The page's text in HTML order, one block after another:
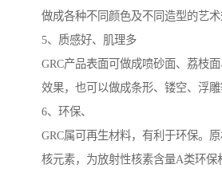
做成各种不同颜色及不同造型的艺术
5、质感好、肌理多
GRC产品表面可做成喷砂面、荔枝
效果，也可以做成条形、镂空、浮雕
6、环保、
GRC属可再生材料，有利于环保。
核元素，为放射性核素含量A类环保